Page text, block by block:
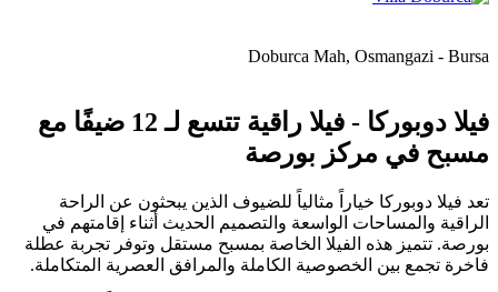
Doburca Mah, Osmangazi - Bursa
فيلا دوبوركا - فيلا راقية تتسع لـ 12 ضيفًا مع
مسبح في مركز بورصة
تعد فيلا دوبوركا خياراً مثالياً للضيوف الذين يبحثون عن الراحة
الراقية والمساحات الواسعة والتصميم الحديث أثناء إقامتهم في
بورصة. تتميز هذه الفيلا الخاصة بمسبح مستقل وتوفر تجربة عطلة
فاخرة تجمع بين الخصوصية الكاملة والمرافق العصرية المتكاملة.